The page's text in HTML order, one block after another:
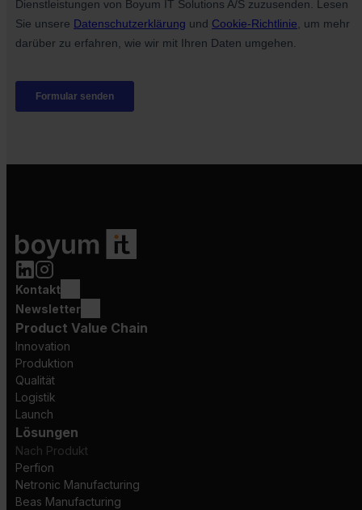
Kontakt
Newsletter
Product Value Chain
Innovation
Produktion
Qualität
Logistik
Launch
Lösungen
Nach Produkt
Perfion
Netronic Manufacturing
Beas Manufacturing